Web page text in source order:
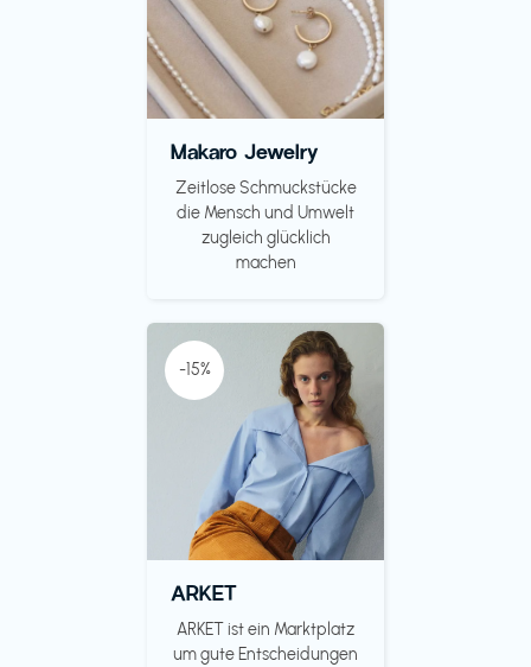
Makaro Jewelry
Zeitlose Schmuckstücke
die Mensch und Umwelt
zugleich glücklich
machen
-15%
ARKET
ARKET ist ein Marktplatz
um gute Entscheidungen